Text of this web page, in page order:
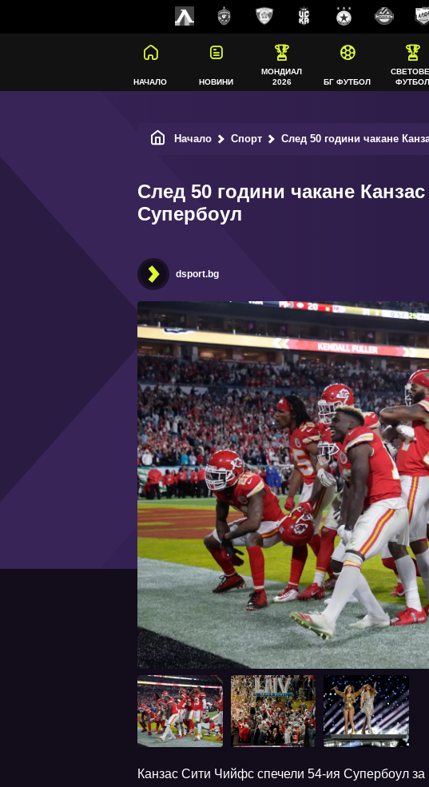
НАЧАЛО НОВИНИ
МОНДИАЛ
2026
БГ ФУТБОЛ
ФУТБОЛ
Начало Спорт След 50 години чакане
След 50 години чакане
Супербоул
dsport.bg
Канзас Сити Чийфс спечели 54-ия Супербоул